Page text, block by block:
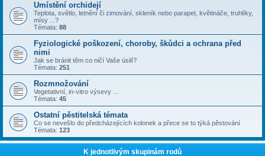
Umístění orchidejí
Teplota, světlo, letnění či zimování, skleník nebo parapet, květináče, truhlíky,
mísy ...?
Témata: 88
Fyziologické poškození, choroby, škůdci a ochrana před
nimi
Jak se bránit těm co ničí Vaše úsilí?
Témata: 251
Rozmnožování
Vegetativní, in-vitro výsevy ...
Témata: 45
Ostatní pěstitelská témata
Co se nevešlo do předcházejících kolonek a přece se to týká pěstování
Témata: 123
K jednotlivým skupinám rodů